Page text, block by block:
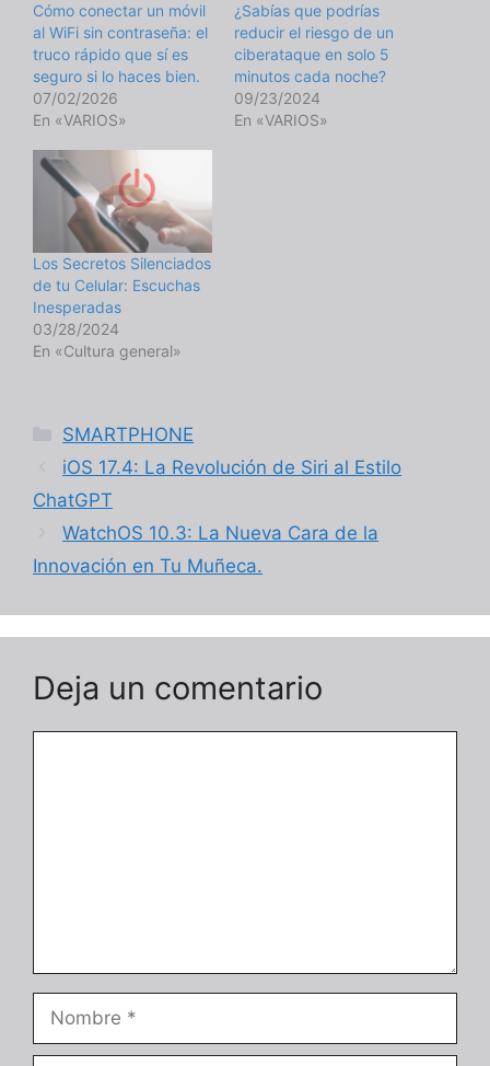
Cómo conectar un móvil
al WiFi sin contraseña: el
truco rápido que sí es
seguro si lo haces bien.
07/02/2026
En «VARIOS»
¿Sabías que podrías
reducir el riesgo de un
ciberataque en solo 5
minutos cada noche?
09/23/2024
En «VARIOS»
Los Secretos Silenciados
de tu Celular: Escuchas
Inesperadas
03/28/2024
En «Cultura general»
Categorías
SMARTPHONE
iOS 17.4: La Revolución de Siri al Estilo
ChatGPT
WatchOS 10.3: La Nueva Cara de la
Innovación en Tu Muñeca.
Deja un comentario
Nombre